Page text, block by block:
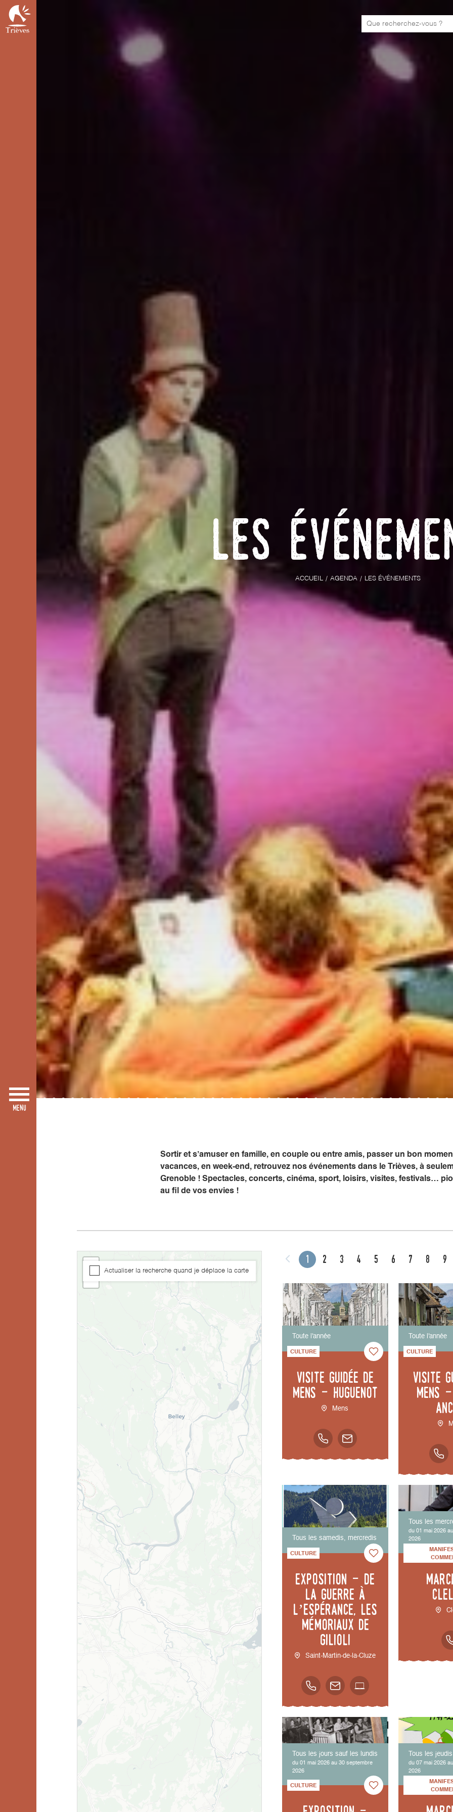
Les
ACCUEIL AGENDA LES ÉVÉNEMENTS
Sortir et s’amuser en famille, en couple ou entre amis, passer un bon
vacances, en week-end, retrouvez nos événements dans le Trièves, à
Grenoble ! Spectacles, concerts, cinéma, sport, loisirs, visites, festivals…
au fil de vos envies !
1 2 3 4 5 6 7 8 9
Toute l'année
CULTURE
Visite guidée de
Mens - Huguenot
Mens
Toute l'année
CULTURE
Visite
Mens
Tous les samedis, mercredis
CULTURE
Exposition - De
la guerre à
l’espérance, les
mémoriaux de
Gilioli
Saint-Martin-de-la-Cluze
Tous les
du 01 mai 2026
2026
Tous les jours sauf les lundis
du 01 mai 2026 au 30 septembre
2026
CULTURE
Tous les jeudis
du 07 mai 2026
2026
+
−
Actualiser la recherche quand je déplace la carte